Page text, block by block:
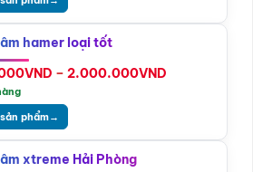
đến
hamer loại tốt
VND – 2.000.000VND
đến
phẩm→
xtreme Hải Phòng